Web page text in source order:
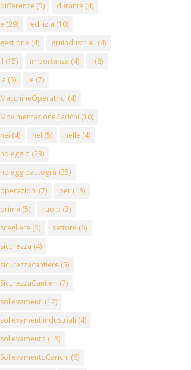
differenze (5) durante (4)
e (29) edilizia (10)
gestione (4) gruindustriali (4)
il (15) importanza (4) l (8)
la (5) le (7)
MacchineOperatrici (4)
MovimentazioneCarichi (10)
nei (4) nel (5) nelle (4)
noleggio (23)
noleggioautogrù (35)
operazioni (7) per (13)
prima (5) ruolo (3)
scegliere (3) settore (6)
sicurezza (4)
sicurezzacantiere (5)
SicurezzaCantieri (7)
sollevamenti (12)
sollevamentiindustriali (4)
sollevamento (13)
SollevamentoCarichi (6)